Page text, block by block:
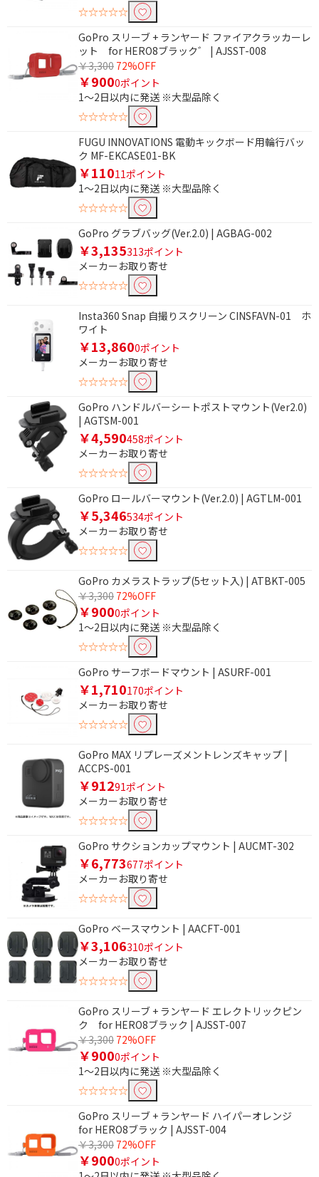
☆☆☆☆☆
GoPro スリーブ + ランヤード ファイアクラッカーレ
ット for HERO8ブラック゛ | AJSST-008
￥3,300 72%OFF
￥9000ポイント
1～2日以内に発送 ※大型品除く
☆☆☆☆☆
FUGU INNOVATIONS 電動キックボード用輪行バッ
ク MF-EKCASE01-BK
￥11011ポイント
1～2日以内に発送 ※大型品除く
☆☆☆☆☆
GoPro グラブバッグ(Ver.2.0) | AGBAG-002
￥3,135313ポイント
メーカーお取り寄せ
☆☆☆☆☆
Insta360 Snap 自撮りスクリーン CINSFAVN-01 ホ
ワイト
￥13,8600ポイント
メーカーお取り寄せ
☆☆☆☆☆
GoPro ハンドルバーシートポストマウント(Ver2.0)
| AGTSM-001
￥4,590458ポイント
メーカーお取り寄せ
☆☆☆☆☆
GoPro ロールバーマウント(Ver.2.0) | AGTLM-001
￥5,346534ポイント
メーカーお取り寄せ
☆☆☆☆☆
GoPro カメラストラップ(5セット入) | ATBKT-005
￥3,300 72%OFF
￥9000ポイント
1～2日以内に発送 ※大型品除く
☆☆☆☆☆
GoPro サーフボードマウント | ASURF-001
￥1,710170ポイント
メーカーお取り寄せ
☆☆☆☆☆
GoPro MAX リプレーズメントレンズキャップ |
ACCPS-001
￥91291ポイント
メーカーお取り寄せ
☆☆☆☆☆
GoPro サクションカップマウント | AUCMT-302
￥6,773677ポイント
メーカーお取り寄せ
☆☆☆☆☆
GoPro ベースマウント | AACFT-001
￥3,106310ポイント
メーカーお取り寄せ
☆☆☆☆☆
GoPro スリーブ + ランヤード エレクトリックピン
ク for HERO8ブラック | AJSST-007
￥3,300 72%OFF
￥9000ポイント
1～2日以内に発送 ※大型品除く
☆☆☆☆☆
GoPro スリーブ + ランヤード ハイパーオレンジ
for HERO8ブラック | AJSST-004
￥3,300 72%OFF
￥9000ポイント
条件で絞り込む
フリーワードで絞り込む
除外する
除外する にチェックを入れると、指定したワード
を除外して検索します。
価格で絞り込む
円~
円